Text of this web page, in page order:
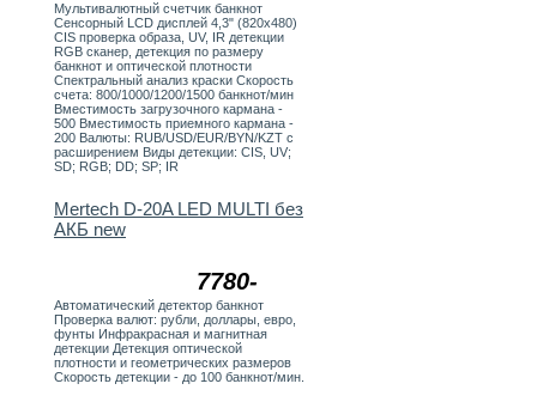
Мультивалютный счетчик банкнот
Сенсорный LCD дисплей 4,3" (820х480)
CIS проверка образа, UV, IR детекции
RGB сканер, детекция по размеру
банкнот и оптической плотности
Спектральный анализ краски Скорость
счета: 800/1000/1200/1500 банкнот/мин
Вместимость загрузочного кармана -
500 Вместимость приемного кармана -
200 Валюты: RUB/USD/EUR/BYN/KZT с
расширением Виды детекции: CIS, UV;
SD; RGB; DD; SP; IR
7780-
Mertech D-20A LED MULTI без
АКБ new
Автоматический детектор банкнот
Проверка валют: рубли, доллары, евро,
фунты Инфракрасная и магнитная
детекции Детекция оптической
плотности и геометрических размеров
Скорость детекции - до 100 банкнот/мин.